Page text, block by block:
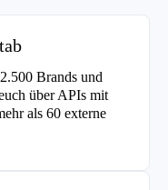
Brands und
über APIs mit
als 60 externe